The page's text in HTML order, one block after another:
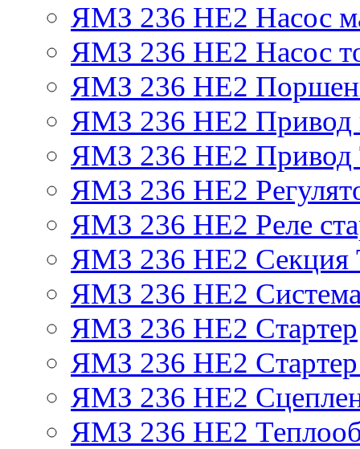
ЯМЗ 236 НЕ2 Насос
ЯМЗ 236 НЕ2 Насос
ЯМЗ 236 НЕ2
ЯМЗ 236 НЕ2 Привод
ЯМЗ 236 НЕ2
ЯМЗ 236 НЕ2
ЯМЗ 236 НЕ2 Реле
ЯМЗ 236 НЕ2
ЯМЗ 236 НЕ2
ЯМЗ 236 НЕ2 Стартер
ЯМЗ 236 НЕ2 Стартер
ЯМЗ 236 НЕ2
ЯМЗ 236 НЕ2